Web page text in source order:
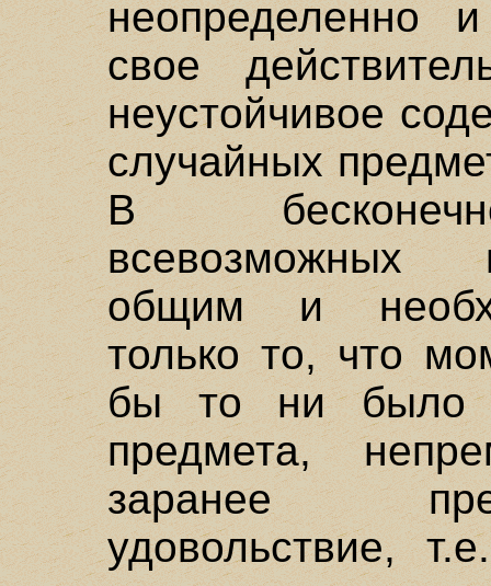
неопределенно
свое
неустойчивое
случайных
В
всевозможных
общим и
только то, что
бы то ни было
предмета,
заранее
удовольствие,